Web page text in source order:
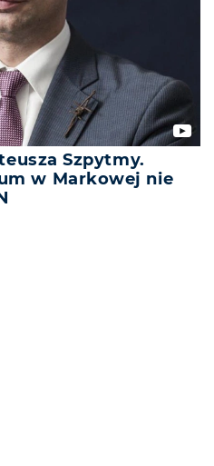
Szpytmy.
w Markowej nie